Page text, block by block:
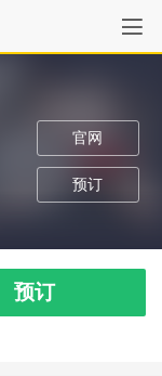
官网
预订
预订